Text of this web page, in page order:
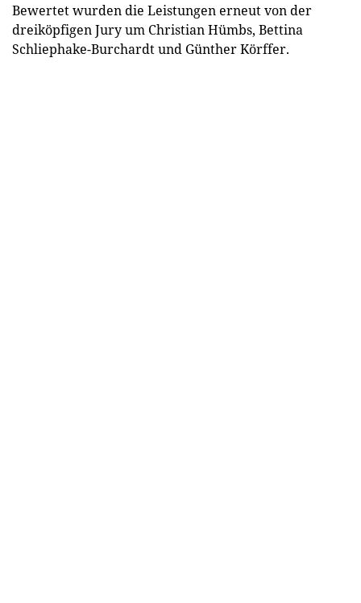
Bewertet wurden die Leistungen erneut von der
dreiköpfigen Jury um Christian Hümbs, Bettina
Schliephake-Burchardt und Günther Körffer.